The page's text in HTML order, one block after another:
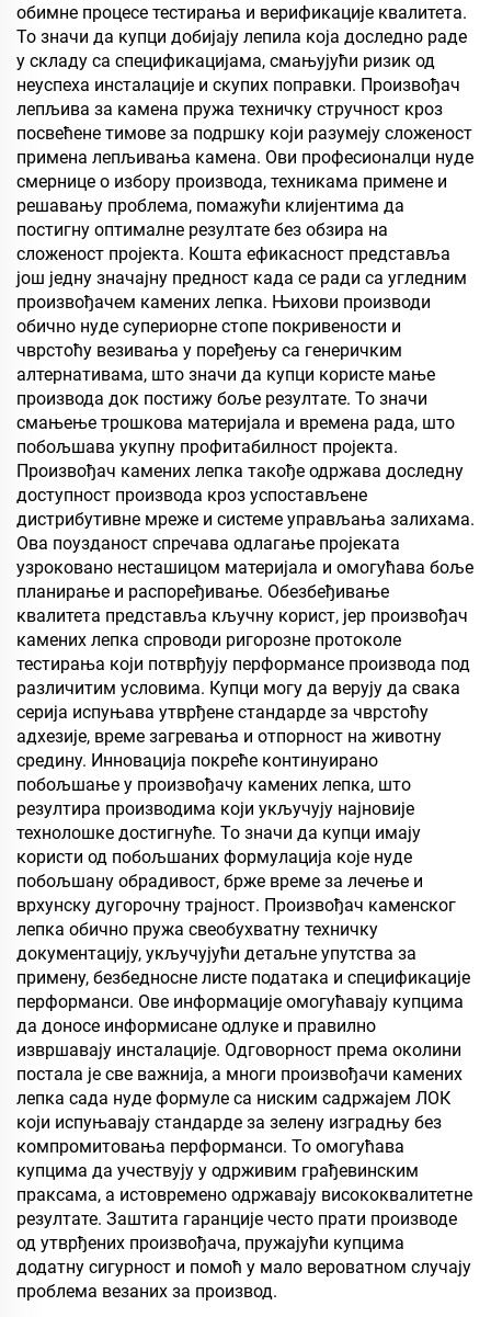
обимне процесе тестирања и верификације квалитета.
То значи да купци добијају лепила која доследно раде
у складу са спецификацијама, смањујући ризик од
неуспеха инсталације и скупих поправки. Произвођач
лепљива за камена пружа техничку стручност кроз
посвећене тимове за подршку који разумеју сложеност
примена лепљивања камена. Ови професионалци нуде
смернице о избору производа, техникама примене и
решавању проблема, помажући клијентима да
постигну оптималне резултате без обзира на
сложеност пројекта. Кошта ефикасност представља
још једну значајну предност када се ради са угледним
произвођачем камених лепка. Њихови производи
обично нуде супериорне стопе покривености и
чврстоћу везивања у поређењу са генеричким
алтернативама, што значи да купци користе мање
производа док постижу боље резултате. То значи
смањење трошкова материјала и времена рада, што
побољшава укупну профитабилност пројекта.
Произвођач камених лепка такође одржава доследну
доступност производа кроз успостављене
дистрибутивне мреже и системе управљања залихама.
Ова поузданост спречава одлагање пројеката
узроковано несташицом материјала и омогућава боље
планирање и распоређивање. Обезбеђивање
квалитета представља кључну корист, јер произвођач
камених лепка спроводи ригорозне протоколе
тестирања који потврђују перформансе производа под
различитим условима. Купци могу да верују да свака
серија испуњава утврђене стандарде за чврстоћу
адхезије, време загревања и отпорност на животну
средину. Инновација покреће континуирано
побољшање у произвођачу камених лепка, што
резултира производима који укључују најновије
технолошке достигнуће. То значи да купци имају
користи од побољшаних формулација које нуде
побољшану обрадивост, брже време за лечење и
врхунску дугорочну трајност. Произвођач каменског
лепка обично пружа свеобухватну техничку
документацију, укључујући детаљне упутства за
примену, безбедносне листе података и спецификације
перформанси. Ове информације омогућавају купцима
да доносе информисане одлуке и правилно
извршавају инсталације. Одговорност према околини
постала је све важнија, а многи произвођачи камених
лепка сада нуде формуле са ниским садржајем ЛОК
који испуњавају стандарде за зелену изградњу без
компромитовања перформанси. То омогућава
купцима да учествују у одрживим грађевинским
праксама, а истовремено одржавају висококвалитетне
резултате. Заштита гаранције често прати производе
од утврђених произвођача, пружајући купцима
додатну сигурност и помоћ у мало вероватном случају
проблема везаних за производ.